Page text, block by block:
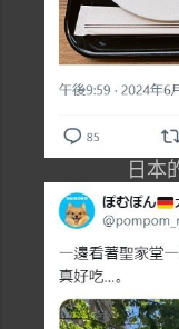
日本